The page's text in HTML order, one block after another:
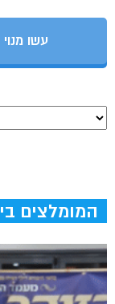
עשו
המומלצים